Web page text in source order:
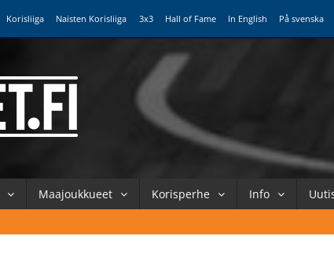
Korisliiga Naisten Korisliiga 3x3 Hall of Fame In English På svenska
Maajoukkueet Korisperhe Info